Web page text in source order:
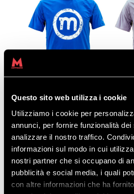
Questo sito web utilizza i cookie
Utilizziamo i cookie per
annunci, per fornire funzionalità
analizzare il nostro traffico.
informazioni sul modo in cui
nostri partner che si occupano di
pubblicità e social media, i quali
con altre informazioni che ha
GRUNGE SKYDIVER
29,00€ 15,00€